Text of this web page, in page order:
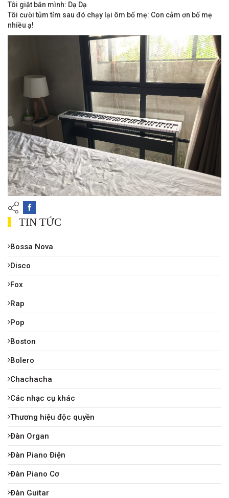
Tôi giật bắn mình: Dạ Dạ
Tôi cười tủm tỉm sau đó chạy lại ôm bố mẹ: Con cảm ơn bố mẹ
nhiều ạ!
TIN TỨC
Bossa Nova
Disco
Fox
Rap
Pop
Boston
Bolero
Chachacha
Các nhạc cụ khác
Thương hiệu độc quyền
Đàn Organ
Đàn Piano Điện
Đàn Piano Cơ
Đàn Guitar